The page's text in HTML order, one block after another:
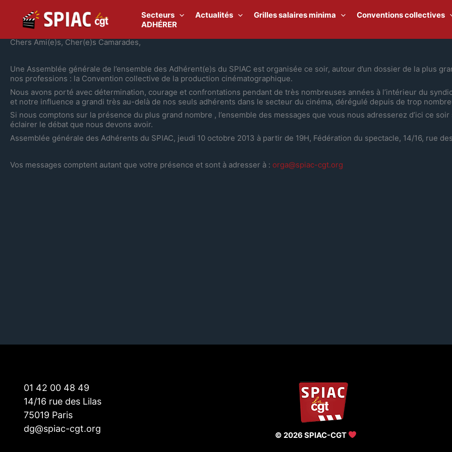
contenu
Secteurs Actualités Grilles salaires minima Conventions collectives
ADHÉRER
Chers Ami(e)s, Cher(e)s Camarades,
Une Assemblée générale de l’ensemble des Adhérent(e)s du SPIAC est organisée ce soir, autour d’un dossier de la plus
nos professions : la Convention collective de la production cinématographique.
Nous avons porté avec détermination, courage et confrontations pendant de très nombreuses années à l’intérieur du
et notre influence a grandi très au-delà de nos seuls adhérents dans le secteur du cinéma, dérégulé depuis de trop
Si nous comptons sur la présence du plus grand nombre , l’ensemble des messages que vous nous adresserez d’ici ce
éclairer le débat que nous devons avoir.
Assemblée générale des Adhérents du SPIAC, jeudi 10 octobre 2013 à partir de 19H, Fédération du spectacle, 14/16, rue
Vos messages comptent autant que votre présence et sont à adresser à : orga@spiac-cgt.org
01 42 00 48 49
14/16 rue des Lilas
75019 Paris
dg@spiac-cgt.org
© 2026 SPIAC-CGT